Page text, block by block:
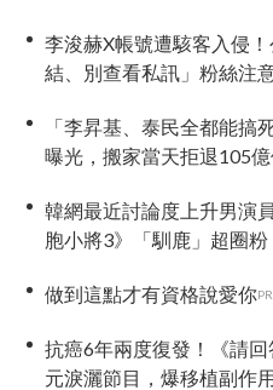
李浚赫X帳號遭駭客入侵
結、別查看私訊」粉絲注
「李昇基、泰民全都能搞
曝光，搬家當天拒退105
韓網最近討論度上升男演
胞小將3》「馴鹿」超圈粉
做到這點才有資格說愛你
抗癌6年兩度復發！《請
元淚灑節目，爆移植副作